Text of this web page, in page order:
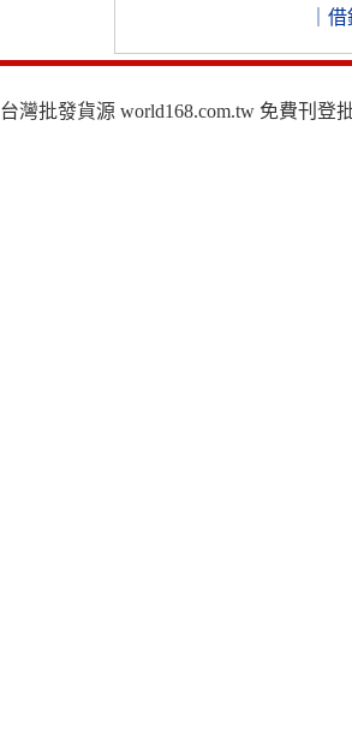
借
台灣批發貨源 world168.com.tw 免費刊登